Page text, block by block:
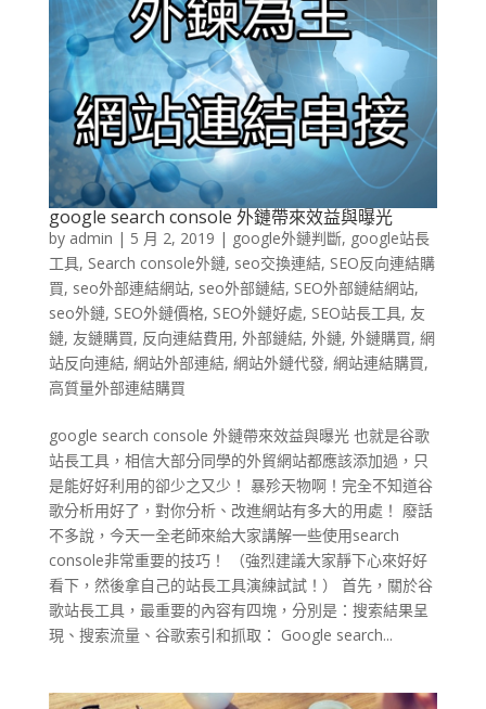
google search console 外鏈帶來效益與曝光
by admin | 5 月 2, 2019 | google外鏈判斷, google站長
工具, Search console外鏈, seo交換連結, SEO反向連結購
買, seo外部連結網站, seo外部鏈結, SEO外部鏈結網站,
seo外鏈, SEO外鏈價格, SEO外鏈好處, SEO站長工具, 友
鏈, 友鏈購買, 反向連結費用, 外部鏈結, 外鏈, 外鏈購買, 網
站反向連結, 網站外部連結, 網站外鏈代發, 網站連結購買,
高質量外部連結購買
google search console 外鏈帶來效益與曝光 也就是谷歌
站長工具，相信大部分同學的外貿網站都應該添加過，只
是能好好利用的卻少之又少！ 暴殄天物啊！完全不知道谷
歌分析用好了，對你分析、改進網站有多大的用處！ 廢話
不多說，今天一全老師來給大家講解一些使用search
console非常重要的技巧！ （強烈建議大家靜下心來好好
看下，然後拿自己的站長工具演練試試！） 首先，關於谷
歌站長工具，最重要的內容有四塊，分別是：搜索結果呈
現、搜索流量、谷歌索引和抓取： Google search...